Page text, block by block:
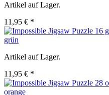
Artikel auf Lager.
11,95 € *
grün
Artikel auf Lager.
11,95 € *
orange